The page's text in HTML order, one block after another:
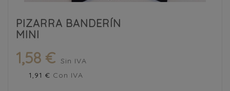
PIZARRA BANDERÍN
MINI
1,58 € Sin IVA
1,91 € Con IVA